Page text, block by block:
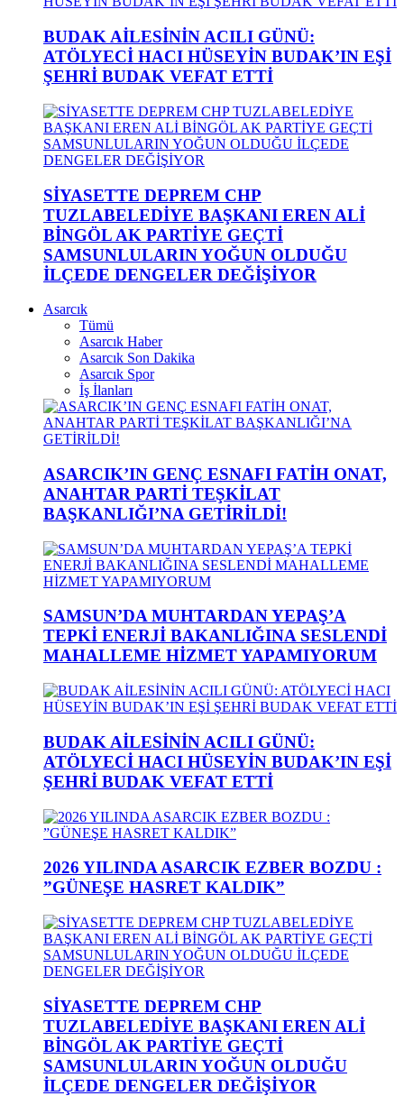
BUDAK AİLESİNİN ACILI GÜNÜ:
ATÖLYECİ HACI HÜSEYİN BUDAK’IN EŞİ
ŞEHRİ BUDAK VEFAT ETTİ
SİYASETTE DEPREM CHP
TUZLABELEDİYE BAŞKANI EREN ALİ
BİNGÖL AK PARTİYE GEÇTİ
SAMSUNLULARIN YOĞUN OLDUĞU
İLÇEDE DENGELER DEĞİŞİYOR
Asarcık
Tümü
Asarcık Haber
Asarcık Son Dakika
Asarcık Spor
İş İlanları
ASARCIK’IN GENÇ ESNAFI FATİH ONAT,
ANAHTAR PARTİ TEŞKİLAT
BAŞKANLIĞI’NA GETİRİLDİ!
SAMSUN’DA MUHTARDAN YEPAŞ’A
TEPKİ ENERJİ BAKANLIĞINA SESLENDİ
MAHALLEME HİZMET YAPAMIYORUM
BUDAK AİLESİNİN ACILI GÜNÜ:
ATÖLYECİ HACI HÜSEYİN BUDAK’IN EŞİ
ŞEHRİ BUDAK VEFAT ETTİ
2026 YILINDA ASARCIK EZBER BOZDU :
”GÜNEŞE HASRET KALDIK”
SİYASETTE DEPREM CHP
TUZLABELEDİYE BAŞKANI EREN ALİ
BİNGÖL AK PARTİYE GEÇTİ
SAMSUNLULARIN YOĞUN OLDUĞU
İLÇEDE DENGELER DEĞİŞİYOR